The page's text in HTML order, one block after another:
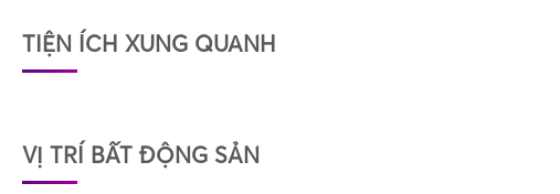
TIỆN ÍCH XUNG QUANH
VỊ TRÍ BẤT ĐỘNG SẢN